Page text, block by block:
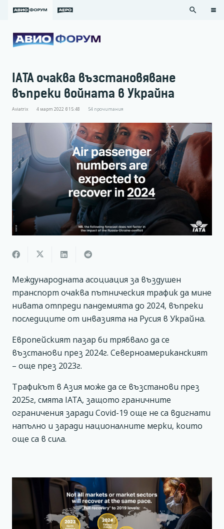
search
IATA очаква възстановяване
въпреки войната в Украйна
Aviatrix 4 март 2022 в 15:48 54 прочитания
Международната асоциация за въздушен
транспорт очаква пътническия трафик да мине
нивата отпреди пандемията до 2024, въпреки
последиците от инвазията на Русия в Украйна.
Европейският пазар би трябвало да се
възстанови през 2024г. Северноамериканският
– още през 2023г.
Трафикът в Азия може да се възстанови през
2025г, смята IATA, защото граничните
ограничения заради Covid-19 още не са вдигнати
напълно и заради националните мерки, които
още са в сила.